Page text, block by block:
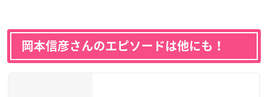
岡本信彦さんのエピソードは他にも！